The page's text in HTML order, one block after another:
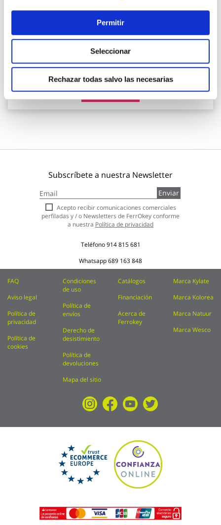
Permitir
Seleccionar
Rechazar todas salvo las necesarias
Aplique solar vio 3,7w 120 lm 4000k cristalrecord
24,74 €
Añadir al carrito
Subscríbete a nuestra Newsletter
a
nuestro
boletín
de
Enviar
Acepto recibir comunicaciones comerciales
perfiladas y / o Newsletters de FerrOkey conforme
a nuestra Política de privacidad
Teléfono914 815 681
Whatsapp689 163 848
FAQ
Aviso legal
Política de
privacidad
Política de
cookies
Condiciones
de uso
Política de
envíos
Derecho de
desistimiento
Política de
devoluciones
Mapa del sitio
Catálogos
Financiación
Acerca de
Ferrokey
Marca Kylate
Marca Kolorea
Marca Natuur
Marca Wesco